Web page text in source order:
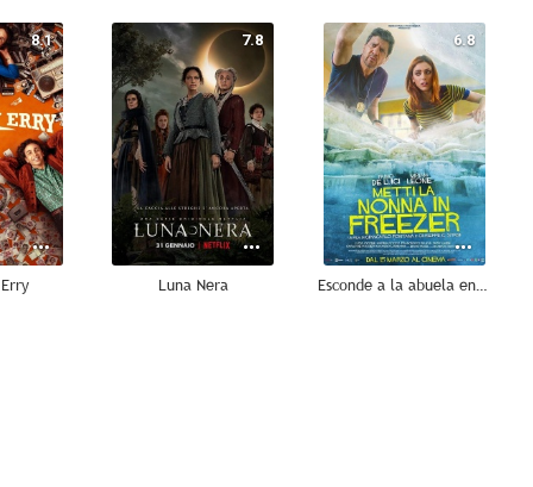
8.1 7.8
Luna Nera
6.8
Esconde a la abuela en la nevera